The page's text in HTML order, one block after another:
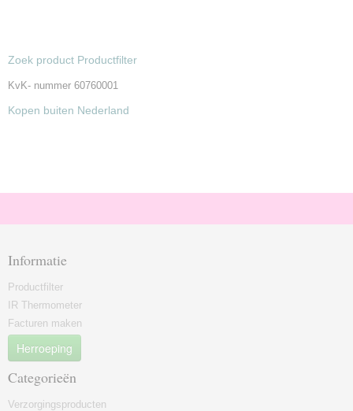
Zoek product Productfilter
KvK- nummer 60760001
Kopen buiten Nederland
Informatie
Productfilter
IR Thermometer
Facturen maken
Herroeping
Categorieën
Verzorgingsproducten